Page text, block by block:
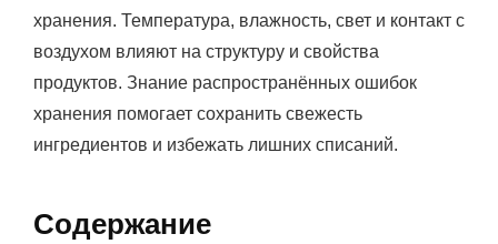
хранения. Температура, влажность, свет и контакт с
воздухом влияют на структуру и свойства
продуктов. Знание распространённых ошибок
хранения помогает сохранить свежесть
ингредиентов и избежать лишних списаний.
Содержание